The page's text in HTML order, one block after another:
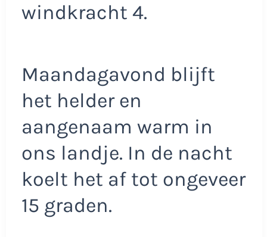
windkracht 4.
Maandagavond blijft
het helder en
aangenaam warm in
ons landje. In de nacht
koelt het af tot ongeveer
15 graden.